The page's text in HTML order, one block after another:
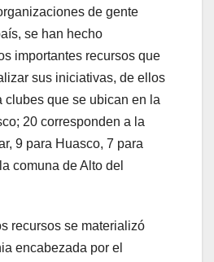
de gente
se han hecho
importantes recursos que
sus iniciativas, de ellos
clubes que se ubican en la
20 corresponden a la
9 para Huasco, 7 para
comuna de Alto del
recursos se materializó
encabezada por el